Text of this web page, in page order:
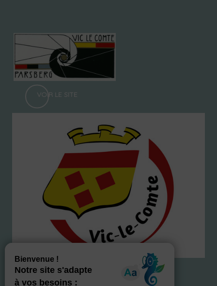
VOIR LE SITE